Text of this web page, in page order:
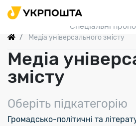
Пошук
Спеціальні
Медіа універсального змісту
Медіа
змісту
Оберіть підкатегорію
Громадсько-політичні та